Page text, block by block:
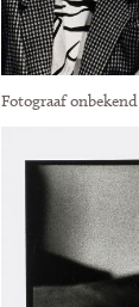
Fotograaf onbekend